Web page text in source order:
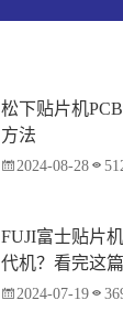
松下贴片机
方法
2024-08-28
FUJI富士贴片
代机？看完这
2024-07-19